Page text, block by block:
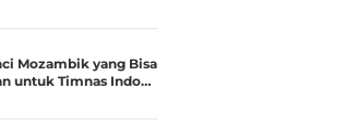
Mozambik yang Bisa
untuk Timnas Indo…